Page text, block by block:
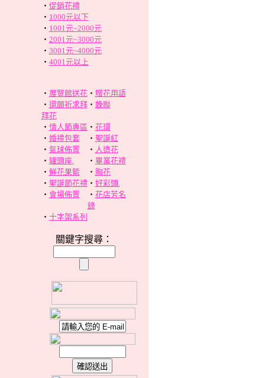
‧ 促銷花禮
‧ 1000元以下
‧ 1001元~2000元
‧ 2001元~3000元
‧ 3001元~4000元
‧ 4001元以上
‧ 展覽館送花‧ 贈花用語
‧ 還願祈求拜
拜花
‧ 輓聯
‧ 情人節專區 ‧ 花環
‧ 婚禮包套 ‧ 聖誕紅
‧ 氣球佈置 ‧ 人造花
‧ 罐頭座. ‧ 畢業花禮
‧ 鮮花果籃 ‧ 胸花
‧ 聖誕節花禮‧ 好彩頭.
‧ 會場佈置 ‧ 花店芳名
錄
‧ 十字架系列
關鍵字搜尋：